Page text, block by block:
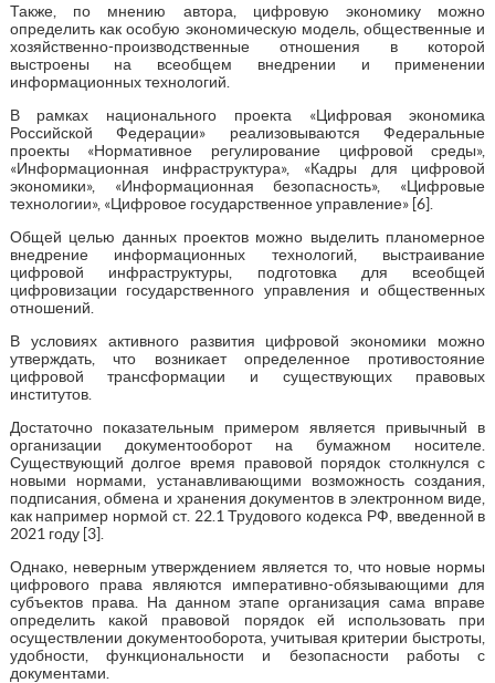
Также, по мнению автора, цифровую экономику можно
определить как особую экономическую модель, общественные и
хозяйственно-производственные отношения в которой
выстроены на всеобщем внедрении и применении
информационных технологий.
В рамках национального проекта «Цифровая экономика
Российской Федерации» реализовываются Федеральные
проекты «Нормативное регулирование цифровой среды»,
«Информационная инфраструктура», «Кадры для цифровой
экономики», «Информационная безопасность», «Цифровые
технологии», «Цифровое государственное управление» [6].
Общей целью данных проектов можно выделить планомерное
внедрение информационных технологий, выстраивание
цифровой инфраструктуры, подготовка для всеобщей
цифровизации государственного управления и общественных
отношений.
В условиях активного развития цифровой экономики можно
утверждать, что возникает определенное противостояние
цифровой трансформации и существующих правовых
институтов.
Достаточно показательным примером является привычный в
организации документооборот на бумажном носителе.
Существующий долгое время правовой порядок столкнулся с
новыми нормами, устанавливающими возможность создания,
подписания, обмена и хранения документов в электронном виде,
как например нормой ст. 22.1 Трудового кодекса РФ, введенной в
2021 году [3].
Однако, неверным утверждением является то, что новые нормы
цифрового права являются императивно-обязывающими для
субъектов права. На данном этапе организация сама вправе
определить какой правовой порядок ей использовать при
осуществлении документооборота, учитывая критерии быстроты,
удобности, функциональности и безопасности работы с
документами.